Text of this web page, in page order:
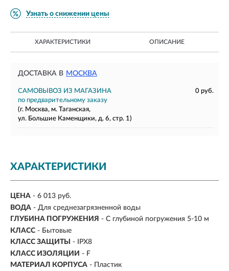
Узнать о снижении цены
ХАРАКТЕРИСТИКИ ОПИСАНИЕ
ДОСТАВКА В МОСКВА
САМОВЫВОЗ ИЗ МАГАЗИНА
0 руб.
по предварительному заказу
(г. Москва, м. Таганская,
ул. Большие Каменщики, д. 6, стр. 1)
ХАРАКТЕРИСТИКИ
ЦЕНА - 6 013 руб.
ВОДА - Для среднезагрязненной воды
ГЛУБИНА ПОГРУЖЕНИЯ - С глубиной погружения 5-10 м
КЛАСС - Бытовые
КЛАСС ЗАЩИТЫ
- IPX8
КЛАСС ИЗОЛЯЦИИ - F
МАТЕРИАЛ КОРПУСА - Пластик